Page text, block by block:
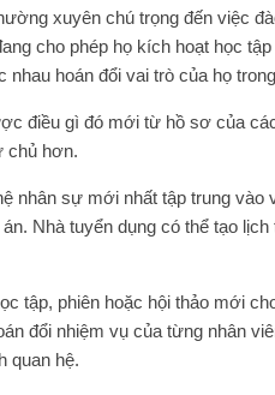
xuyên chú trọng đến việc
cho phép họ kích hoạt học
nhau hoán đổi vai trò của họ
điều gì đó mới từ hồ sơ của
chủ hơn.
nhân sự mới nhất tập trung
Nhà tuyển dụng có thể tạo
tập, phiên hoặc hội thảo mới
đổi nhiệm vụ của từng nhân
quan hệ.